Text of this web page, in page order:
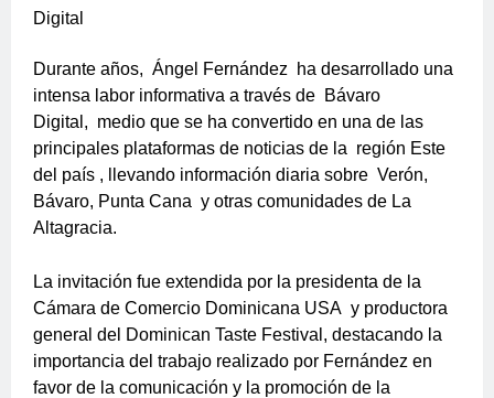
Digital
Durante años, Ángel Fernández ha desarrollado una
intensa labor informativa a través de Bávaro
Digital, medio que se ha convertido en una de las
principales plataformas de noticias de la región Este
del país , llevando información diaria sobre Verón,
Bávaro, Punta Cana y otras comunidades de La
Altagracia.
La invitación fue extendida por la presidenta de la
Cámara de Comercio Dominicana USA y productora
general del Dominican Taste Festival, destacando la
importancia del trabajo realizado por Fernández en
favor de la comunicación y la promoción de la